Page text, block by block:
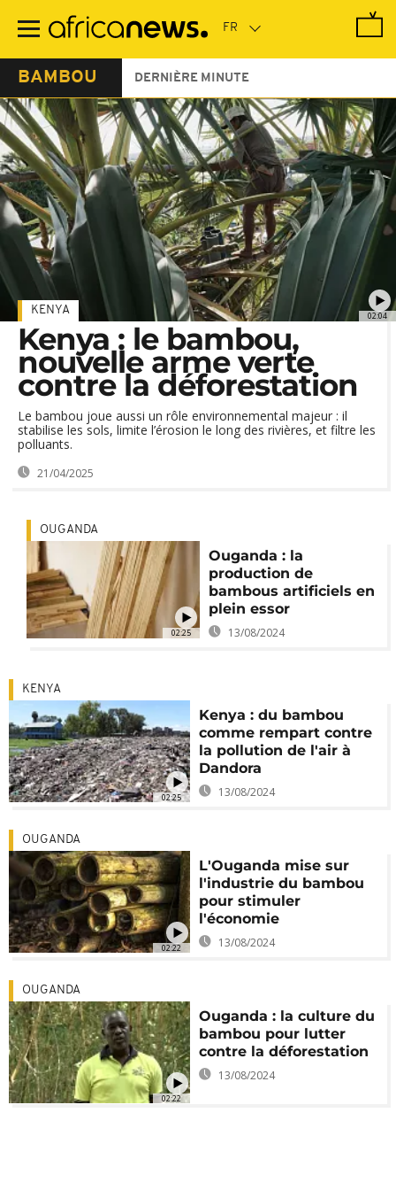
contenu
BAMBOU DERNIÈRE MINUTE
02:04
KENYA
Kenya : le bambou,
nouvelle arme verte
contre la déforestation
Le bambou joue aussi un rôle environnemental majeur : il
stabilise les sols, limite l’érosion le long des rivières, et filtre les
polluants.
21/04/2025
02:25
OUGANDA
Ouganda : la
production de
bambous artificiels en
plein essor
13/08/2024
02:25
KENYA
Kenya : du bambou
comme rempart contre
la pollution de l'air à
Dandora
13/08/2024
02:22
OUGANDA
L'Ouganda mise sur
l'industrie du bambou
pour stimuler
l'économie
13/08/2024
02:22
OUGANDA
Ouganda : la culture du
bambou pour lutter
contre la déforestation
13/08/2024